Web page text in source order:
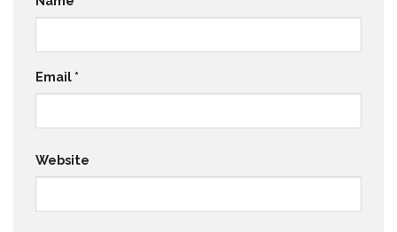
Email *
Website